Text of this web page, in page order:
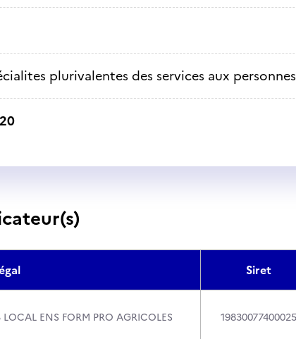
plurivalentes des services aux personnes
Siret
LOCAL ENS FORM PRO AGRICOLES 19830077400025